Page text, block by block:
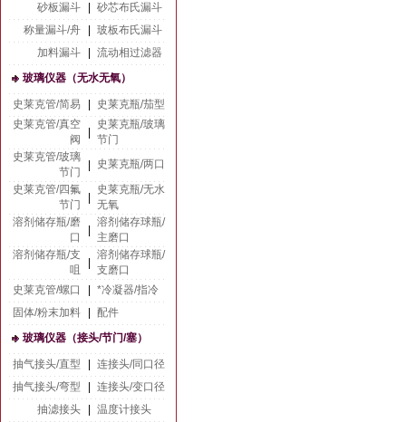
砂板漏斗
砂芯布氏漏斗
称量漏斗/舟
玻板布氏漏斗
加料漏斗
流动相过滤器
玻璃仪器（无水无氧）
史莱克管/简易
史莱克瓶/茄型
史莱克管/真空
阀
史莱克瓶/玻璃
节门
史莱克管/玻璃
节门
史莱克瓶/两口
史莱克管/四氟
节门
史莱克瓶/无水
无氧
溶剂储存瓶/磨
口
溶剂储存球瓶/
主磨口
溶剂储存瓶/支
咀
溶剂储存球瓶/
支磨口
史莱克管/螺口
*冷凝器/指冷
固体/粉末加料
配件
玻璃仪器（接头/节门/塞）
抽气接头/直型
连接头/同口径
抽气接头/弯型
连接头/变口径
抽滤接头
温度计接头